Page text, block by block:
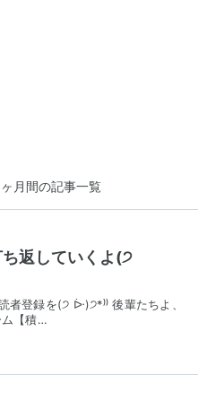
月間の記事一覧
返していくよ(੭
者登録を(੭ ᐕ)੭*⁾⁾ 後輩たちよ、
ム【積…